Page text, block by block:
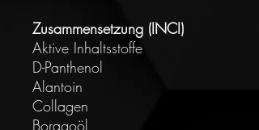
Zusammensetzung (INCI)
Aktive Inhaltsstoffe
D-Panthenol
Alantoin
Collagen
Boragoöl